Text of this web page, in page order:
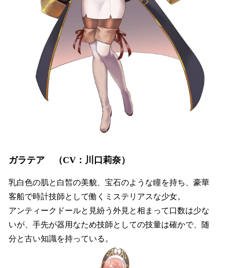
ガラテア （CV：川口莉奈）
乳白色の肌と白皙の美貌、宝石のような瞳を持ち、豪華
客船で時計技師として働くミステリアスな少女。
アンティークドールと見紛う外見と相まって口数は少な
いが、手先が器用なため技師としての技量は確かで、随
分と古い知識を持っている。